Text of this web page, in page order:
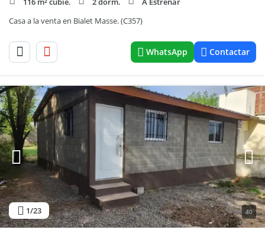
Casa a la venta en Bialet Masse. (C357)
WhatsApp Contactar
1/23 40